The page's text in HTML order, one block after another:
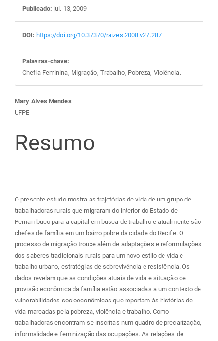
Publicado: jul. 13, 2009
DOI: https://doi.org/10.37370/raizes.2008.v27.287
Palavras-chave:
Chefia Feminina, Migração, Trabalho, Pobreza, Violência.
Conteúdo
do
artigo
Mary Alves Mendes
UFPE
Resumo
O presente estudo mostra as trajetórias de vida de um grupo de
trabalhadoras rurais que migraram do interior do Estado de
Pernambuco para a capital em busca de trabalho e atualmente são
chefes de família em um bairro pobre da cidade do Recife. O
processo de migração trouxe além de adaptações e reformulações
dos saberes tradicionais rurais para um novo estilo de vida e
trabalho urbano, estratégias de sobrevivência e resistência. Os
dados revelam que as condições atuais de vida e situação de
provisão econômica da família estão associadas a um contexto de
vulnerabilidades socioeconômicas que reportam às histórias de
vida marcadas pela pobreza, violência e trabalho. Como
trabalhadoras encontram-se inscritas num quadro de precarização,
informalidade e feminização das ocupações. As relações de